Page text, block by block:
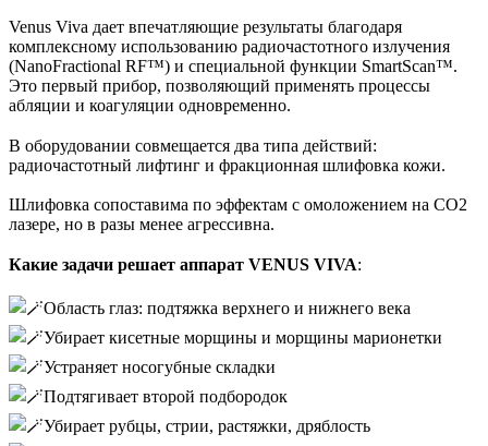
Venus Viva дает впечатляющие результаты благодаря
комплексному использованию радиочастотного излучения
(NanoFractional RF™) и специальной функции SmartScan™.
Это первый прибор, позволяющий применять процессы
абляции и коагуляции одновременно.
В оборудовании совмещается два типа действий:
радиочастотный лифтинг и фракционная шлифовка кожи.
Шлифовка сопоставима по эффектам с омоложением на СО2
лазере, но в разы менее агрессивна.
Какие задачи решает аппарат VENUS VIVA:
Область глаз: подтяжка верхнего и нижнего века
Убирает кисетные морщины и морщины марионетки
Устраняет носогубные складки
Подтягивает второй подбородок
Убирает рубцы, стрии, растяжки, дряблость